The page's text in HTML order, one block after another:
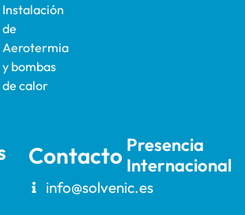
Instalación
de
Aerotermia
y bombas
de calor
Contacto
info@solvenic.es
Presencia
Internacional